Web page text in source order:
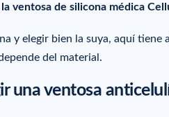
la ventosa de silicona médica
y elegir bien la suya, aquí tiene
del material.
una ventosa